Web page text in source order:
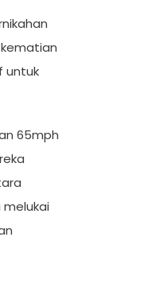
untuk
65mph